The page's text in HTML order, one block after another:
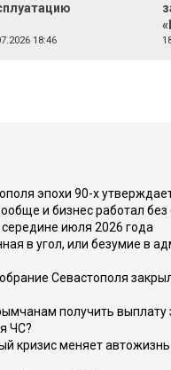
18:46
эпохи 90-х
и бизнес работал без
июля 2026 года
в угол, или безумие в
Севастополя
получить выплату
ЧС?
кризис меняет